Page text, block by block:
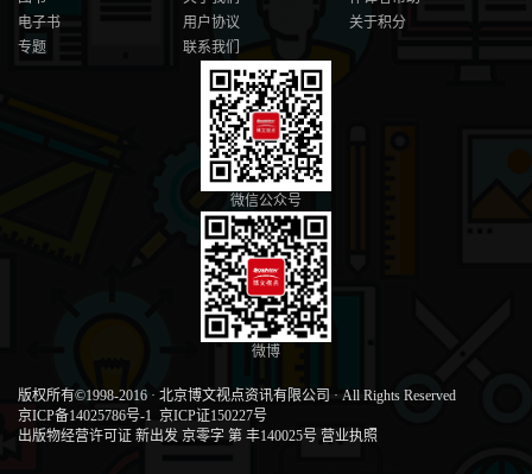
电子书
专题
用户协议
联系我们
关于积分
微信公众号
微博
版权所有©1998-2016 · 北京博文视点资讯有限公司 · All Rights Reserved
京ICP备14025786号-1 京ICP证150227号
出版物经营许可证 新出发 京零字 第 丰140025号 营业执照